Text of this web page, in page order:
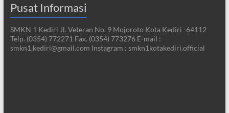
Pusat Informasi
SMKN 1 Kediri Jl. Veteran No. 9 Mojoroto Kota Kediri -64112
Telp. (0354) 772271 Fax. (0354) 773276 E-mail :
smkn1.kediri@gmail.com Instagram : smkn1kotakediri.official